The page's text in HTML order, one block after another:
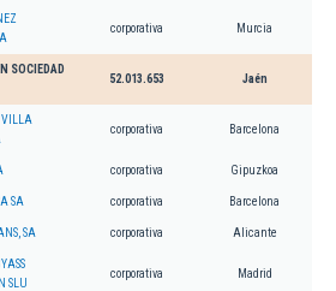
corporativa Murcia
SOCIEDAD
52.013.653 Jaén
VILLA
corporativa Barcelona
corporativa Gipuzkoa
SA corporativa Barcelona
SA corporativa Alicante
SLU
corporativa Madrid